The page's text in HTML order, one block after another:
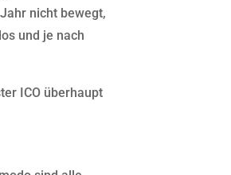
nicht bewegt,
und je nach
ICO überhaupt